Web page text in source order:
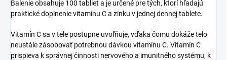
Balenie obsahuje 100 tabliet a je určené pre tých, ktorí hľadajú
praktické doplnenie vitamínu C a zinku v jednej dennej tablete.
Vitamín C sa v tele postupne uvoľňuje, vďaka čomu dokáže telo
neustále zásobovať potrebnou dávkou vitamínu C. Vitamín C
prispieva k správnej činnosti nervového a imunitného systému, k